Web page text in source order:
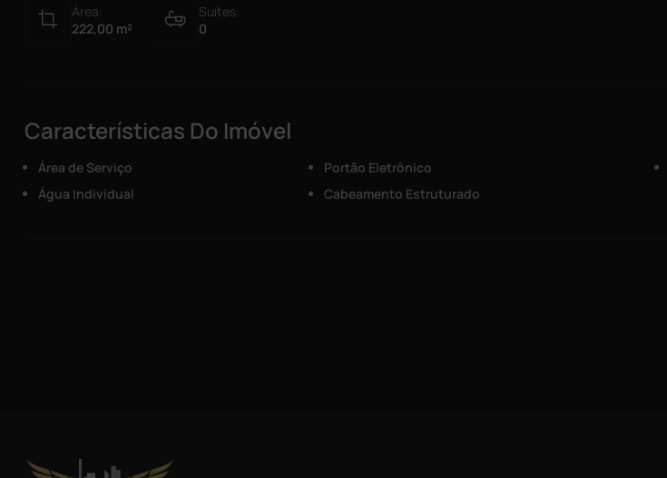
Área:
222,00 m²
Suítes:
0
Características Do Imóvel
Área de Serviço
Água Individual
Portão Eletrônico
Cabeamento Estruturado